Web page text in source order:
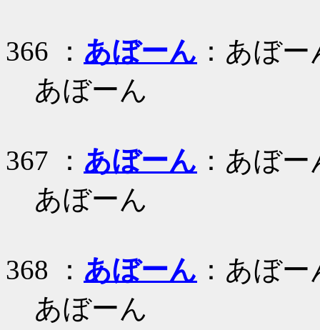
366 ： あぼーん ：あぼー
あぼーん
367 ： あぼーん ：あぼー
あぼーん
368 ： あぼーん ：あぼー
あぼーん